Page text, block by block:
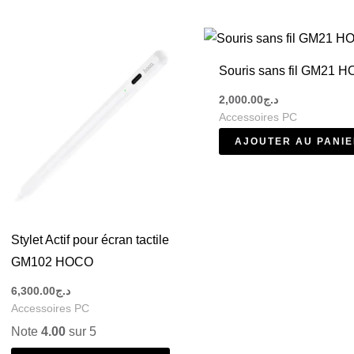
ces accessoires PC s’adaptent à tous les usages. En
pour votre setup.
?
informatiquepour compléter votre installation et profiter d’un
Stylet Actif pour écran tactile
GM102 HOCO
د.ج6,300.00
Accessoires PC
Note4.00 sur 5
Souris sans fil GM21
د.ج2,000.00
Accessoires PC
AJOUTER AU